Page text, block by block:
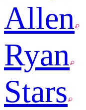
Allen
Ryan
Stars